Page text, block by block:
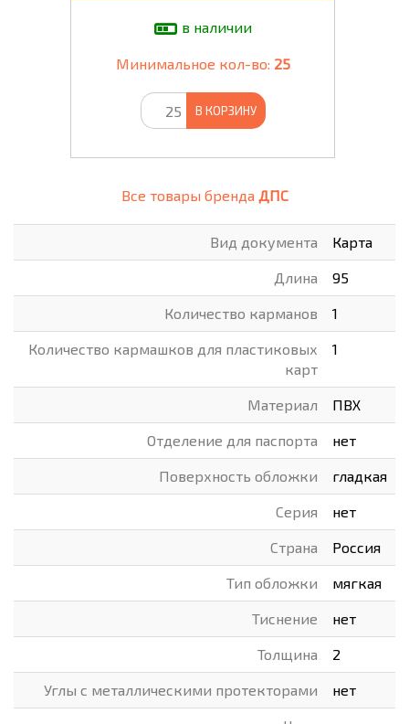
в наличии
Минимальное кол-во: 25
В КОРЗИНУ
Все товары бренда ДПС
Вид документа Карта
Длина 95
Количество карманов 1
Количество кармашков для пластиковых
карт
1
Материал ПВХ
Отделение для паспорта нет
Поверхность обложки гладкая
Серия нет
Страна Россия
Тип обложки мягкая
Тиснение нет
Толщина 2
Углы с металлическими протекторами нет